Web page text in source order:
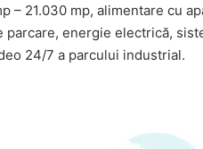
21.030 mp, alimentare cu
energie electrică,
24/7 a parcului industrial.